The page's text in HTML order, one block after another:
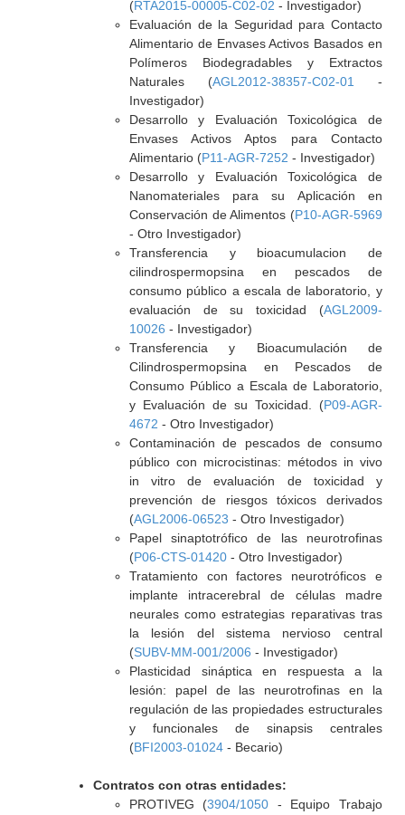
(RTA2015-00005-C02-02 - Investigador)
Evaluación de la Seguridad para Contacto
Alimentario de Envases Activos Basados en
Polímeros Biodegradables y Extractos
Naturales (AGL2012-38357-C02-01
-
Investigador)
Desarrollo y Evaluación Toxicológica de
Envases Activos Aptos para Contacto
Alimentario (P11-AGR-7252 - Investigador)
Desarrollo y Evaluación Toxicológica de
Nanomateriales para su Aplicación en
Conservación de Alimentos (P10-AGR-5969
- Otro Investigador)
Transferencia y bioacumulacion de
cilindrospermopsina en pescados de
consumo público a escala de laboratorio, y
evaluación de su toxicidad (AGL2009-
10026 - Investigador)
Transferencia y Bioacumulación de
Cilindrospermopsina en Pescados de
Consumo Público a Escala de Laboratorio,
y Evaluación de su Toxicidad. (P09-AGR-
4672 - Otro Investigador)
Contaminación de pescados de consumo
público con microcistinas: métodos in vivo
in vitro de evaluación de toxicidad y
prevención de riesgos tóxicos derivados
(AGL2006-06523 - Otro Investigador)
Papel sinaptotrófico de las neurotrofinas
(P06-CTS-01420- Otro Investigador)
Tratamiento con factores neurotróficos e
implante intracerebral de células madre
neurales como estrategias reparativas tras
la lesión del sistema nervioso central
(SUBV-MM-001/2006 - Investigador)
Plasticidad sináptica en respuesta a la
lesión: papel de las neurotrofinas en la
regulación de las propiedades estructurales
y funcionales de sinapsis centrales
(BFI2003-01024- Becario)
Contratos con otras entidades:
PROTIVEG (3904/1050 - Equipo Trabajo